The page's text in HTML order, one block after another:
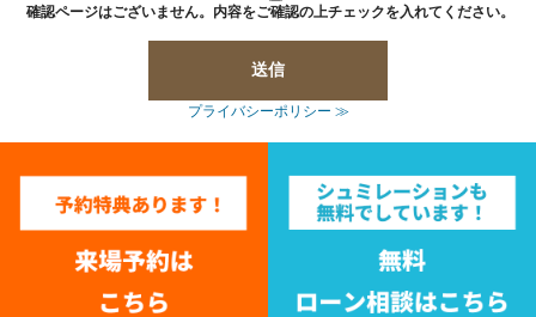
確認ページはございません。内容をご確認の上チェックを入れてください。
プライバシーポリシー ≫